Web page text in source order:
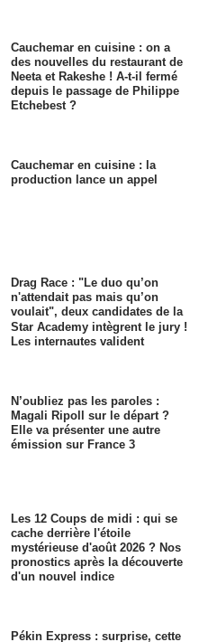
Cauchemar en cuisine : on a
des nouvelles du restaurant de
Neeta et Rakeshe ! A-t-il fermé
depuis le passage de Philippe
Etchebest ?
Cauchemar en cuisine : la
production lance un appel
Drag Race : "Le duo qu’on
n'attendait pas mais qu’on
voulait", deux candidates de la
Star Academy intègrent le jury !
Les internautes valident
N’oubliez pas les paroles :
Magali Ripoll sur le départ ?
Elle va présenter une autre
émission sur France 3
Les 12 Coups de midi : qui se
cache derrière l'étoile
mystérieuse d'août 2026 ? Nos
pronostics après la découverte
d'un nouvel indice
Pékin Express : surprise, cette